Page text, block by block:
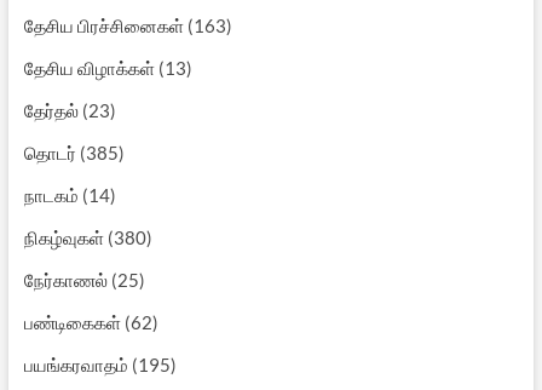
தேசிய பிரச்சினைகள்(163)
தேசிய விழாக்கள்(13)
தேர்தல்(23)
தொடர் (385)
நாடகம் (14)
நிகழ்வுகள்(380)
நேர்காணல்(25)
பண்டிகைகள்(62)
பயங்கரவாதம் (195)